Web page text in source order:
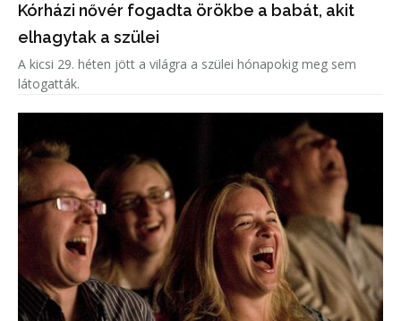
Kórházi nővér fogadta örökbe a babát, akit
elhagytak a szülei
A kicsi 29. héten jött a világra a szülei hónapokig meg sem
látogatták.